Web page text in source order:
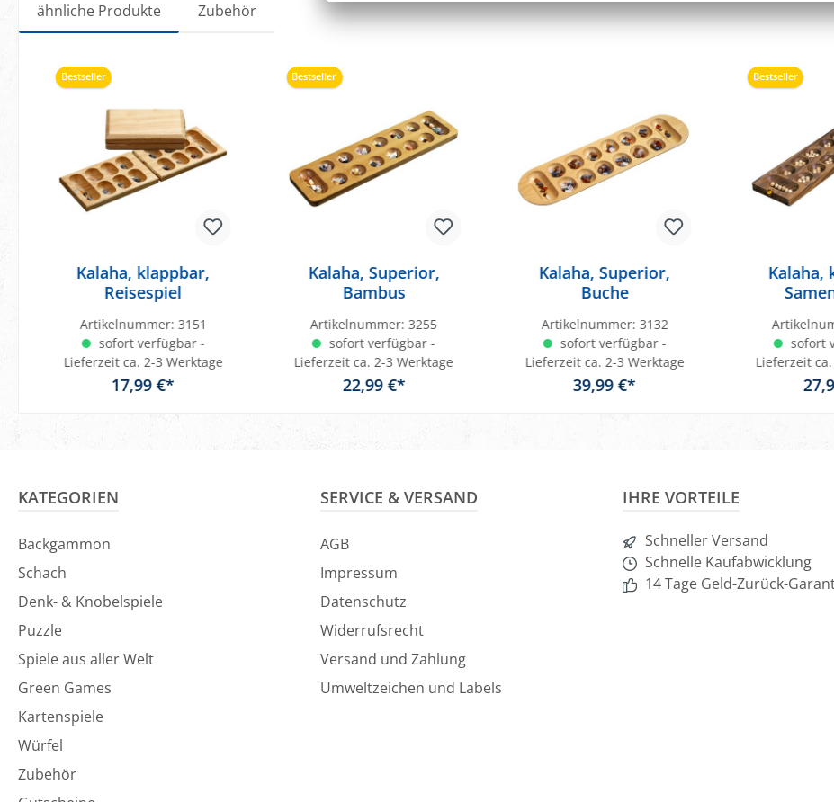
ähnliche Produkte Zubehör
Bestseller
Kalaha, klappbar,
Reisespiel
Artikelnummer: 3151
sofort verfügbar -
Lieferzeit ca. 2-3 Werktage
17,99 €*
Bestseller
Kalaha, Superior,
Bambus
Artikelnummer:3255
sofort verfügbar -
Lieferzeit ca. 2-3 Werktage
22,99 €*
Kalaha, Superior,
Buche
Artikelnummer: 3132
sofort verfügbar -
Lieferzeit ca. 2-3 Werktage
39,99 €*
Bestseller
Kalaha,
sofort
Lieferzeit
KATEGORIEN
Backgammon
Schach
Denk- & Knobelspiele
Puzzle
Spiele aus aller Welt
Green Games
Kartenspiele
Würfel
Zubehör
SERVICE & VERSAND
AGB
Impressum
Datenschutz
Widerrufsrecht
Versand und Zahlung
Umweltzeichen und Labels
IHRE VORTEILE
Schneller Versand
Schnelle Kaufabwicklung
14 Tage Geld-Zurück-